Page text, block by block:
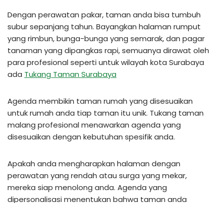
Dengan perawatan pakar, taman anda bisa tumbuh
subur sepanjang tahun. Bayangkan halaman rumput
yang rimbun, bunga-bunga yang semarak, dan pagar
tanaman yang dipangkas rapi, semuanya dirawat oleh
para profesional seperti untuk wilayah kota Surabaya
ada Tukang Taman Surabaya
Agenda membikin taman rumah yang disesuaikan
untuk rumah anda tiap taman itu unik. Tukang taman
malang profesional menawarkan agenda yang
disesuaikan dengan kebutuhan spesifik anda.
Apakah anda mengharapkan halaman dengan
perawatan yang rendah atau surga yang mekar,
mereka siap menolong anda. Agenda yang
dipersonalisasi menentukan bahwa taman anda